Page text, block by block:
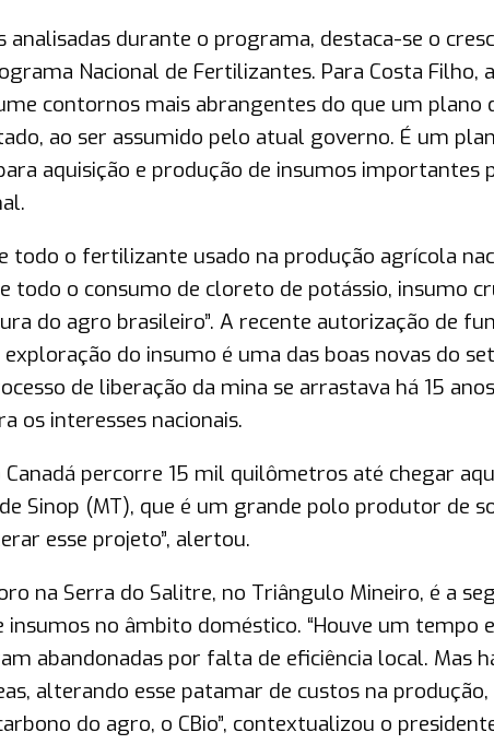
durante o programa, destaca-se o
Nacional de Fertilizantes. Para Costa Filho,
contornos mais abrangentes do que um plano
ao ser assumido pelo atual governo. É um
aquisição e produção de insumos importantes
todo o fertilizante usado na produção agrícola
todo o consumo de cloreto de potássio, insumo
do agro brasileiro”. A recente autorização de
do insumo é uma das boas novas do
de liberação da mina se arrastava há 15
os interesses nacionais.
Canadá percorre 15 mil quilômetros até chegar
Sinop (MT), que é um grande polo produtor de
esse projeto”, alertou.
na Serra do Salitre, no Triângulo Mineiro, é a
no âmbito doméstico. “Houve um tempo
abandonadas por falta de eficiência local. Mas
alterando esse patamar de custos na
do agro, o CBio”, contextualizou o